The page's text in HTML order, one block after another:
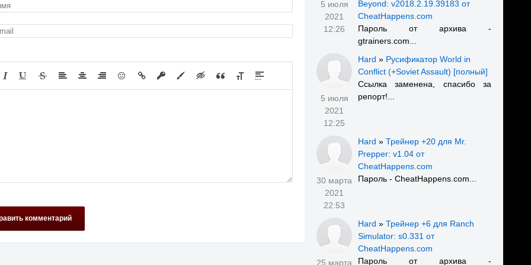
комментарий
5 июля
2021
12:26
Beyond: v2018.2.19.39183 от
CheatHappens.com
Пароль от архива -
gtrainers.com...
5 июля
2021
12:25
Hard » Русификатор World in
Conflict (+Soviet Assault) [полный]
Ссылка заменена, спасибо за
репорт!...
30 марта
2021
22:53
Hard » Трейнер +20 для Mr.
Prepper: v1.04 от
CheatHappens.com
Пароль - CheatHappens.com...
25 марта
Hard » Трейнер +6 для Ranch
Simulator: s0.331 от
CheatHappens.com
Пароль от архива -